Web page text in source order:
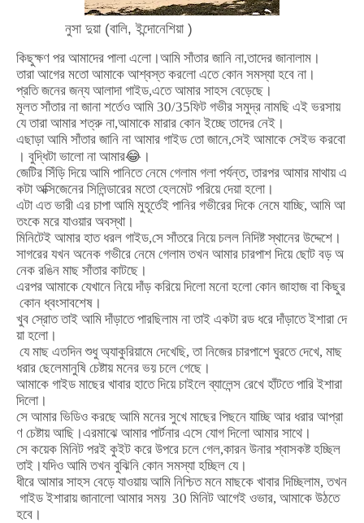
নুসা দুয়া (বালি, ইন্দোনেশিয়া )
কিছুক্ষণ পর আমাদের পালা এলো।আমি সাঁতার জানি না,তাদের জানালাম।
তারা আগের মতো আমাকে আশ্বস্ত করলো এতেকোন সমস্যা হবে না।
প্রতি জনের জন্য আলাদা গাইড,এতে আমার সাহস বেড়েছে।
মূলত সাঁতার না জানা শর্তেও আমি 30/35ফিট গভীর সমুদ্র নামছি এই ভরসায়
যে তারা আমার শত্রু না,আমাকে মারার কোন ইচ্ছে তাদের নেই।
এছাড়া আমি সাঁতার জানি না আমার গাইড তো জানে,সেই আমাকে সেইভ করবো
। বুদ্ধিটা ভালো না আমার😂 ।
জেটির সিঁড়ি দিয়ে আমি পানিতে নেমে গেলাম গলা পর্যন্ত,তারপর আমার মাথায় এ
কটা অক্সিজেনের সিলিন্ডারের মতো হেলমেট পরিয়ে দেয়া হলো।
এটা এত ভারী এর চাপা আমি মুহূর্তেই পানির গভীরের দিকে নেমে যাচ্ছি, আমি আ
তংকে মরে যাওয়ার অবস্থা।
মিনিটেই আমার হাত ধরল গাইড,সে সাঁতরে নিয়ে চলল নিদিষ্ট স্থানের উদ্দেশে।
সাগরের যখন অনেক গভীরে নেমে গেলাম তখন আমার চারপাশ দিয়ে ছোট বড় অ
নেক রঙিন মাছ সাঁতার কাটছে।
এরপর আমাকে যেখানে নিয়ে দাঁড় করিয়ে দিলো মনো হলো কোন জাহাজ বা কিছুর
কোন ধ্বংসাবশেষ।
খুব স্রোত তাই আমি দাঁড়াতে পারছিলাম না তাই একটা রড ধরে দাঁড়াতে ইশারা দে
য়া হলো।
যে মাছ এতদিন শুধু অ্যাকুরিয়ামে দেখেছি,তা নিজের চারপাশে ঘুরতে দেখে, মাছ
ধরার ছেলেমানুষি চেষ্টায় মনের ভয় চলে গেছে।
আমাকে গাইড মাছের খাবার হাতে দিয়ে চাইলে ব্যালেন্স রেখে হাঁটতে পারি ইশারা
দিলো।
সে আমার ভিডিও করছে আমি মনের সুখে মাছের পিছনে যাচ্ছি আর ধরার আপ্রা
ণ চেষ্টায় আছি।এরমাঝে আমার পার্টনার এসে যোগ দিলো আমার সাথে।
সে কয়েক মিনিট পরই কুইট করে উপরে চলে গেল,কারন উনার শ্বাসকষ্ট হচ্ছিল
তাই।যদিও আমি তখন বুঝিনি কোন সমস্যা হচ্ছিল যে।
ধীরে আমার সাহস বেড়ে যাওয়ায় আমি নিশ্চিত মনে মাছকে খাবার দিচ্ছিলাম,তখন
গাইড ইশারায় জানালো আমার সময়30 মিনিট আগেই ওভার, আমাকে উঠতে
হবে।